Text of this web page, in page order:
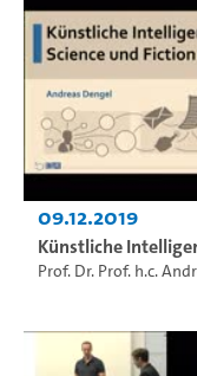
09.12.2019
Künstliche
Prof. Dr. Prof. h.c.